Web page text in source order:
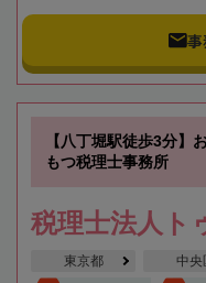
事
【八丁堀駅徒歩3分】
もつ税理士事務所
税理士法人ト
東京都 中央